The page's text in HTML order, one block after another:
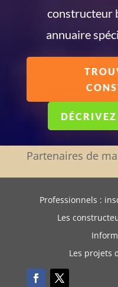
constructeur
annuaire
Partenaires de
Professionnels :
Les
Les projets